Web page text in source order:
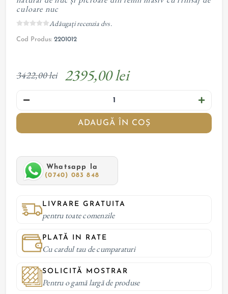
culoare nuc
Adăugați recenzia dvs.
Cod Produs: 2201012
3422,00 lei 2395,00 lei
ADAUGĂ ÎN COȘ
Whatsapp la
(0740) 083 848
LIVRARE GRATUITA
pentru toate comenzile
PLATĂ IN RATE
Cu cardul tau de cumparaturi
SOLICITĂ MOSTRAR
Pentru o gamă largă de produse